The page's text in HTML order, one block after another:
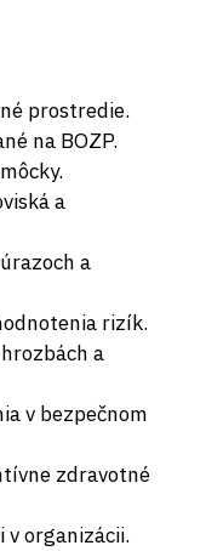
prostredie.
na BOZP.
a
a
rizík.
a
v bezpečnom
zdravotné
organizácii.